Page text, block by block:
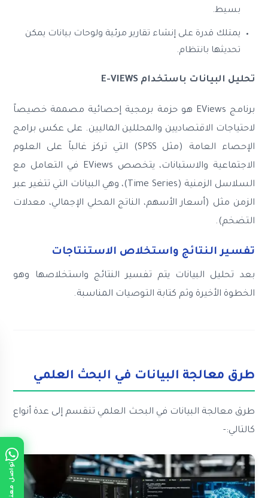
تواصل معنا
بسيط.
يمتلك قدرة على إنشاء تقارير مرئية ولوحات بيانات يمكن
تحديثها بانتظام.
تحليل البيانات باستخدام E-VIEWS
برنامج EViews هو حزمة برمجية إحصائية مصممة خصيصاً
لاحتياجات الاقتصاديين والمحللين الماليين. على عكس برامج
الإحصاء العامة (مثل SPSS) التي تركز غالباً على العلوم
الاجتماعية والاستبانات، يتخصص EViews في التعامل مع
السلاسل الزمنية (Time Series)، وهي البيانات التي تتغير عبر
الزمن مثل (أسعار الأسهم، الناتج المحلي الإجمالي، معدلات
التضخم).
تفسير النتائج واستخلاص الاستنتاجات
بعد تحليل البيانات يتم تفسير النتائج واستخلاصها وهو
الخطوة الأخيرة وثم كتابة التوصيات المناسبة.
طرق معالجة البيانات في البحث العلمي
طرق معالجة البيانات في البحث العلمي تنقسم إلى عدة أنواع
كالتالي:-